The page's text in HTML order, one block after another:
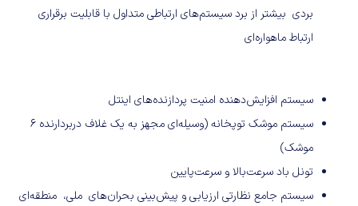
بردی بیشتر از برد سیستم‌های ارتباطی متداول با قابلیت برقراری
ارتباط ماهواره‌ای
سیستم افزایش‌دهنده امنیت پردازنده‌های اینتل
سیستم موشک توپخانه (وسیله‌ای مجهز به یک غلاف دربردارنده ۶
موشک)
تونل باد سرعت‌بالا و سرعت‌پایین
سیستم جامع نظارتی ارزیابی و پیش‌بینی بحران‌های ملی، منطقه‌ای